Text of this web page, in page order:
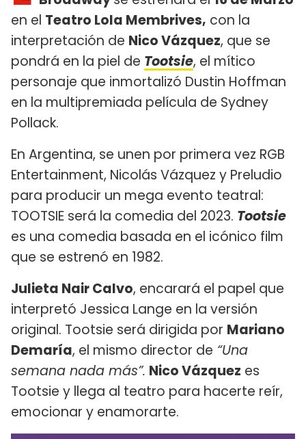
en el Teatro Lola Membrives, con la
interpretación de Nico Vázquez, que se
pondrá en la piel de Tootsie, el mítico
personaje que inmortalizó Dustin Hoffman
en la multipremiada película de Sydney
Pollack.
En Argentina, se unen por primera vez RGB
Entertainment, Nicolás Vázquez y Preludio
para producir un mega evento teatral:
TOOTSIE será la comedia del 2023. Tootsie
es una comedia basada en el icónico film
que se estrenó en 1982.
Julieta Nair Calvo, encarará el papel que
interpretó Jessica Lange en la versión
original. Tootsie será dirigida por Mariano
Demaría, el mismo director de “Una
semana nada más”. Nico Vázquez es
Tootsie y llega al teatro para hacerte reír,
emocionar y enamorarte.